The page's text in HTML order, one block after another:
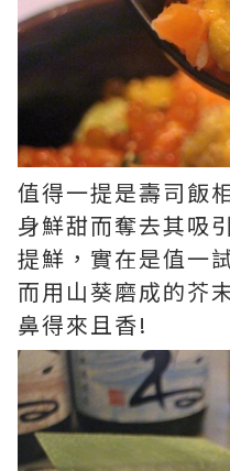
值得一提是壽司飯
身鮮甜而奪去其吸
提鮮，實在是值一
而用山葵磨成的芥
鼻得來且香!